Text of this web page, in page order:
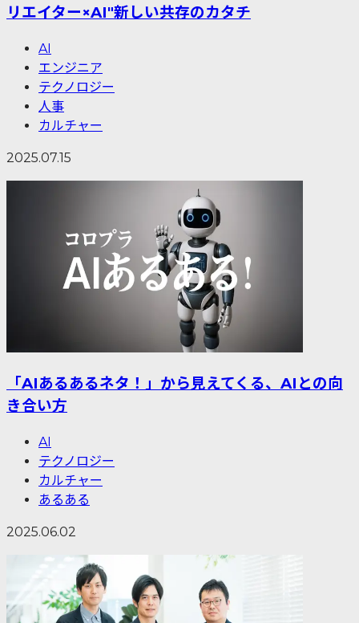
リエイター×AI"新しい共存のカタチ
AI
エンジニア
テクノロジー
人事
カルチャー
2025.07.15
「AIあるあるネタ！」から見えてくる、AIとの向
き合い方
AI
テクノロジー
カルチャー
あるある
2025.06.02